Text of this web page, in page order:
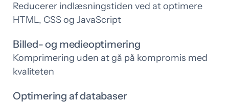
Reducerer indlæsningstiden ved at optimere
HTML, CSS og JavaScript
Billed- og medieoptimering
Komprimering uden at gå på kompromis med
kvaliteten
Optimering af databaser